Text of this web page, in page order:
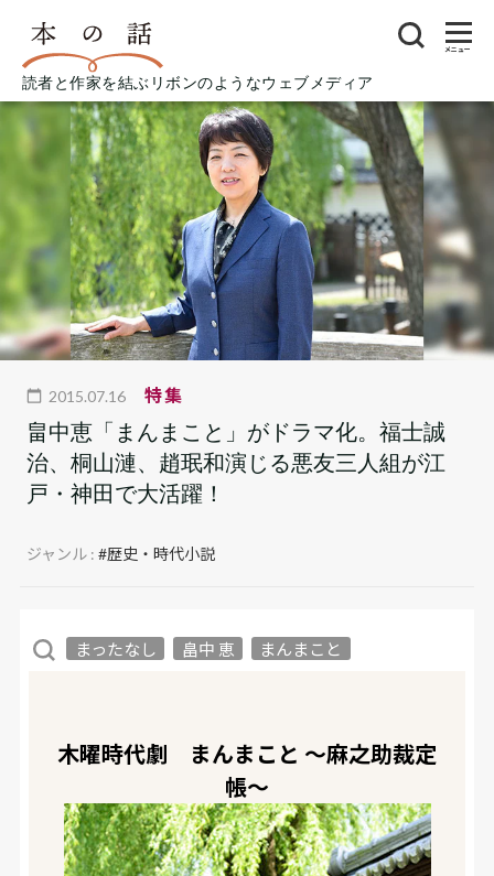
読者と作家を結ぶリボンのようなウェブメディア
メニュー
2015.07.16 特集
畠中恵「まんまこと」がドラマ化。福士誠
治、桐山漣、趙珉和演じる悪友三人組が江
戸・神田で大活躍！
ジャンル :#歴史・時代小説
まったなし 畠中 恵 まんまこと
木曜時代劇 まんまこと ～麻之助裁定
帳～